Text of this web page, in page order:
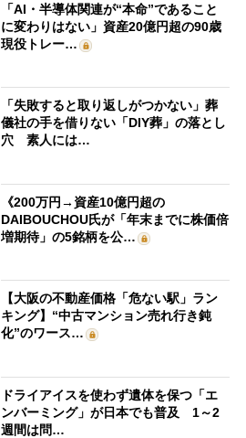
「AI・半導体関連が“本命”であること
に変わりはない」資産20億円超の90歳
現役トレー…
「失敗すると取り返しがつかない」葬
儀社の手を借りない「DIY葬」の落とし
穴 素人には…
《200万円→資産10億円超の
DAIBOUCHOU氏が「年末までに株価倍
増期待」の5銘柄を公…
【大阪の不動産価格「危ない駅」ラン
キング】“中古マンション売れ行き鈍
化”のワース…
ドライアイスを使わず遺体を保つ「エ
ンバーミング」が日本でも普及 1～2
週間は問…